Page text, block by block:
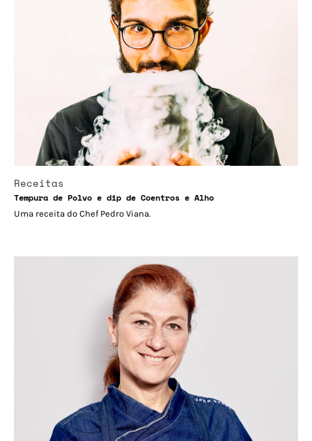
Receitas
Tempura de Polvo e dip de Coentros e Alho
Uma receita do Chef Pedro Viana.